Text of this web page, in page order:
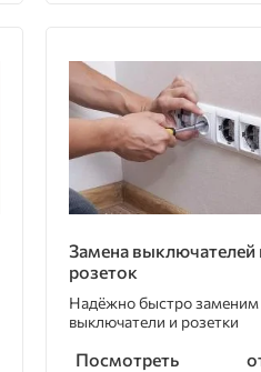
Замена выключателей
розеток
Надёжно быстро заменим
выключатели и розетки
Посмотреть